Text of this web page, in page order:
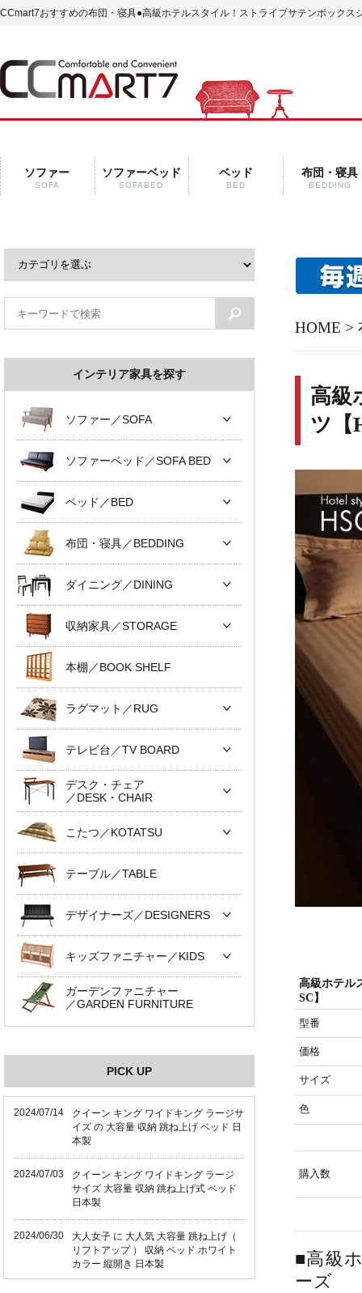
CCmart7おすすめの布団・寝具●高級ホテルスタイル！ストライプサテンボックス
ソファー
SOFA
ソファーベッド
SOFABED
ベッド
BED
布団・寝具
BEDDING
HOME >
高級
ツ【
高級ホテル
SC】
型番
価格
サイズ
色
購入数
■高級
ーズ
インテリア家具を探す
ソファー／SOFA
ソファーベッド／SOFA BED
ベッド／BED
布団・寝具／BEDDING
ダイニング／DINING
収納家具／STORAGE
本棚／BOOK SHELF
ラグマット／RUG
テレビ台／TV BOARD
デスク・チェア
／DESK・CHAIR
こたつ／KOTATSU
テーブル／TABLE
デザイナーズ／DESIGNERS
キッズファニチャー／KIDS
ガーデンファニチャー
／GARDEN FURNITURE
PICK UP
2024/07/14
クイーン キング ワイドキング ラージサ
イズ の 大容量 収納 跳ね上げ ベッド 日
本製
2024/07/03
クイーン キング ワイドキング ラージ
サイズ 大容量 収納 跳ね上げ式 ベッド
日本製
2024/06/30
大人女子 に 大人気 大容量 跳ね上げ（
リフトアップ ） 収納 ベッド ホワイト
カラー 縦開き 日本製